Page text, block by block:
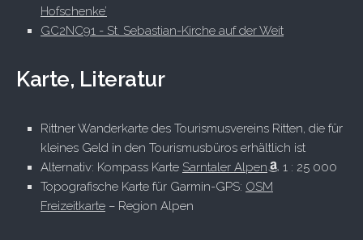
Hofschenke’
GC2NC91 - St. Sebastian-Kirche auf der Weit
Karte, Literatur
Rittner Wanderkarte des Tourismusvereins Ritten, die für
kleines Geld in den Tourismusbüros erhältlich ist
Alternativ: Kompass Karte Sarntaler Alpen
1 : 25 000
Topografische Karte für Garmin-GPS: OSM
Freizeitkarte – Region Alpen